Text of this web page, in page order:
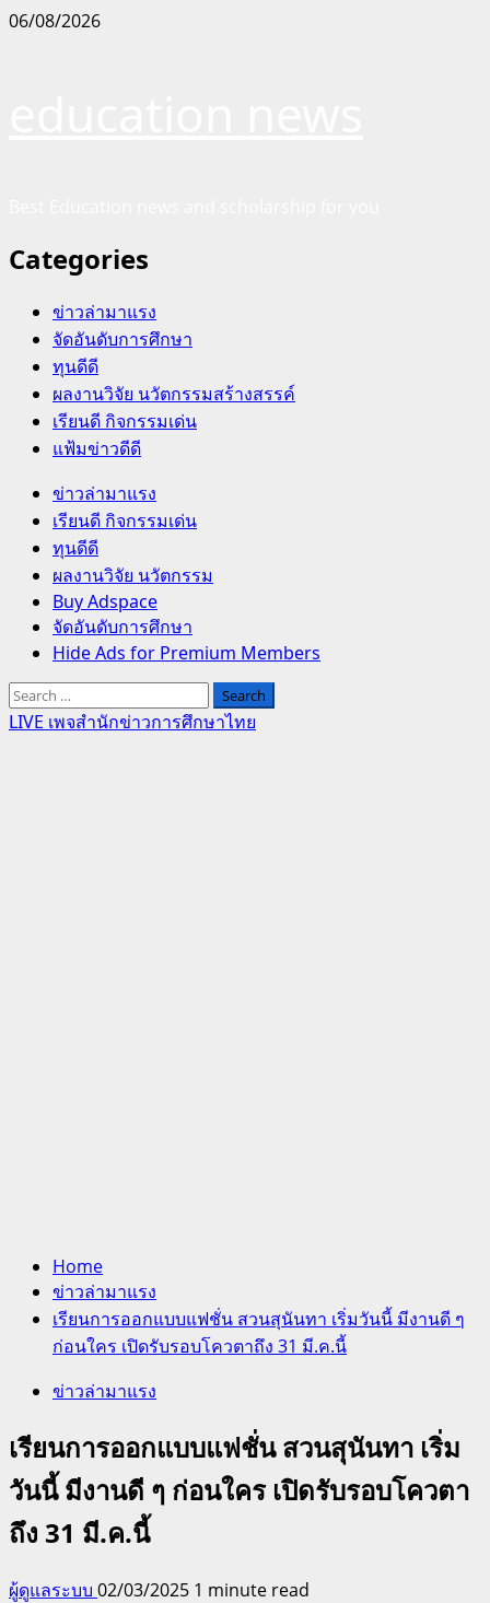
Skip
06/08/2026
Categories
ข่าวล่ามาแรง
จัดอันดับการศึกษา
ทุนดีดี
ผลงานวิจัย นวัตกรรมสร้างสรรค์
เรียนดี กิจกรรมเด่น
แฟ้มข่าวดีดี
Primary
Menu
ข่าวล่ามาแรง
เรียนดี กิจกรรมเด่น
ทุนดีดี
ผลงานวิจัย นวัตกรรม
Buy Adspace
จัดอันดับการศึกษา
Hide Ads for Premium Members
Search
for:
LIVE เพจสำนักข่าวการศึกษาไทย
Home
ข่าวล่ามาแรง
เรียนการออกแบบแฟชั่น สวนสุนันทา เริ่มวันนี้ มีงานดี ๆ
ก่อนใคร เปิดรับรอบโควตาถึง 31 มี.ค.นี้
ข่าวล่ามาแรง
เรียนการออกแบบแฟชั่น สวนสุนันทา เริ่ม
วันนี้ มีงานดี ๆ ก่อนใคร เปิดรับรอบโควตา
ถึง 31 มี.ค.นี้
ผู้ดูแลระบบ 02/03/2025 1 minute read